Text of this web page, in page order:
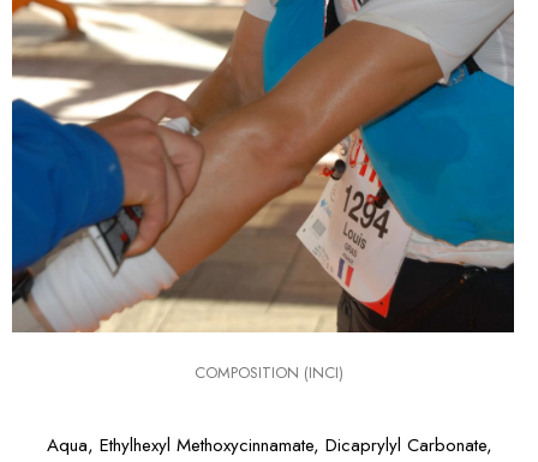
COMPOSITION (INCI)
Aqua, Ethylhexyl Methoxycinnamate, Dicaprylyl Carbonate,